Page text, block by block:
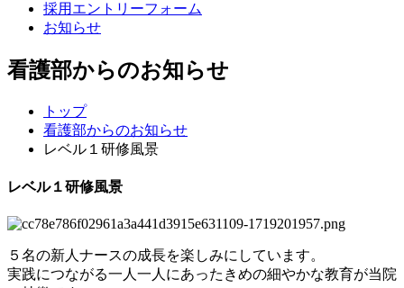
採用エントリーフォーム
お知らせ
看護部からのお知らせ
トップ
看護部からのお知らせ
レベル１研修風景
レベル１研修風景
５名の新人ナースの成長を楽しみにしています。
実践につながる一人一人にあったきめの細やかな教育が当院